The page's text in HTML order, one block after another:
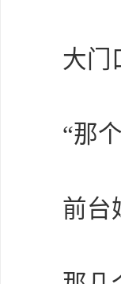
大门
“那
前台